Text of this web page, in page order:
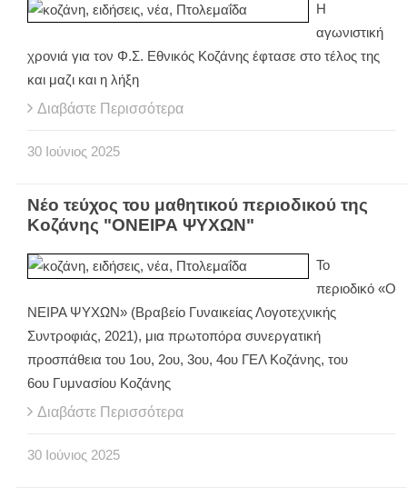
Η
αγωνιστική
χρονιά για τον Φ.Σ. Εθνικός Κοζάνης έφτασε στο τέλος της
και μαζι και η λήξη
Διαβάστε Περισσότερα
30 Ιούνιος 2025
Νέο τεύχος του μαθητικού περιοδικού της
Κοζάνης "ΟΝΕΙΡΑ ΨΥΧΩΝ"
Το
περιοδικό «Ο
ΝΕΙΡΑ ΨΥΧΩΝ» (Βραβείο Γυναικείας Λογοτεχνικής
Συντροφιάς, 2021), μια πρωτοπόρα συνεργατική
προσπάθεια του 1ου, 2ου, 3ου, 4ου ΓΕΛ Κοζάνης, του
6ου Γυμνασίου Κοζάνης
Διαβάστε Περισσότερα
30 Ιούνιος 2025